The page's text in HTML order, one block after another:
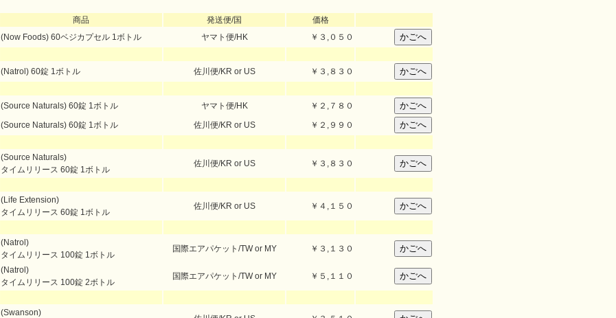
商品 発送便/国
価格
(Now Foods) 60ベジカプセル 1ボトル
ヤマト便/HK ￥ ３,０５０
(Natrol) 60錠 1ボトル 佐川便/KR or US ￥ ３,８３０
(Source Naturals) 60錠 1ボトル ヤマト便/HK ￥ ２,７８０
(Source Naturals) 60錠 1ボトル
佐川便/KR or US ￥ ２,９９０
(Source Naturals)
タイムリリース 60錠 1ボトル
佐川便/KR or US ￥ ３,８３０
(Life Extension)
タイムリリース 60錠 1ボトル
佐川便/KR or US ￥ ４,１５０
(Natrol)
タイムリリース 100錠 1ボトル
国際エアパケット/TW or MY ￥ ３,１３０
(Natrol)
タイムリリース 100錠 2ボトル
国際エアパケット/TW or MY ￥ ５,１１０
(Swanson)